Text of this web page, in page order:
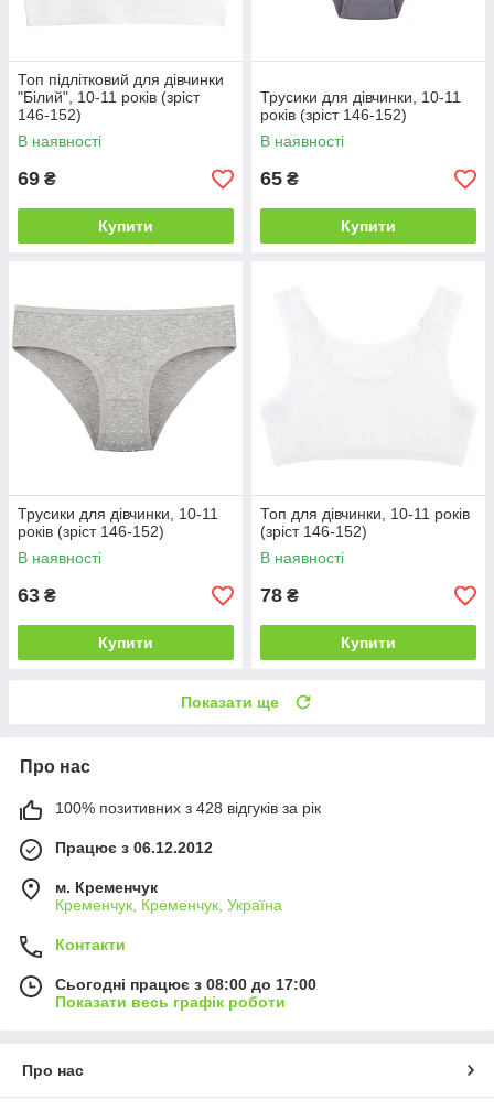
Топ підлітковий для дівчинки
"Білий", 10-11 років (зріст
146-152)
В наявності
69 ₴
Купити
Трусики для дівчинки, 10-11
років (зріст 146-152)
В наявності
65 ₴
Купити
Трусики для дівчинки, 10-11
років (зріст 146-152)
В наявності
63 ₴
Купити
Топ для дівчинки, 10-11 років
(зріст 146-152)
В наявності
78 ₴
Купити
Показати ще
Про нас
100% позитивних з 428 відгуків за рік
Працює з 06.12.2012
м. Кременчук
Кременчук, Кременчук, Україна
Контакти
Сьогодні працює з 08:00 до 17:00
Показати весь графік роботи
Про нас